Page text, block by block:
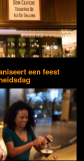
een feest